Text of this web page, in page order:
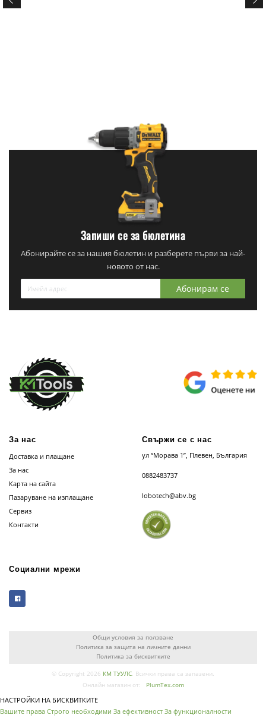
Запиши се за бюлетина
Абонирайте се за нашия бюлетин и разберете първи за най-
новото от нас.
Абонирам се
За нас
Доставка и плащане
За нас
Карта на сайта
Пазаруване на изплащане
Сервиз
Контакти
Свържи се с нас
ул “Морава 1”, Плевен, България
0882483737
lobotech@abv.bg
Социални мрежи
Общи условия за ползване
Политика за защита на личните данни
Политика за бисквитките
© Copyright 2026 КМ ТУУЛС. Всички права са запазени.
Онлайн магазин от:
PlumTex.com
НАСТРОЙКИ НА БИСКВИТКИТЕ
Вашите права Строго необходими За ефективност За функционалности